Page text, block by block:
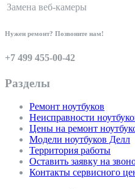
Замена веб-камеры
Нужен ремонт? Позвоните нам!
+7 499 455-00-42
Разделы
Ремонт ноутбуков
Неисправности
Цены на ремонт
Модели ноутбуков Делл
Территория работы
Оставить заявку на
Контакты сервисного